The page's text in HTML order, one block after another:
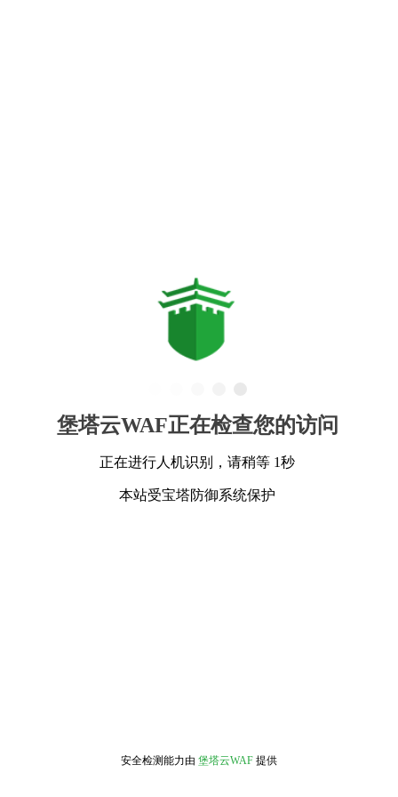
堡塔云WAF正在检查您的访问
正在进行人机识别，请稍等 1秒
本站受宝塔防御系统保护
安全检测能力由 堡塔云WAF 提供